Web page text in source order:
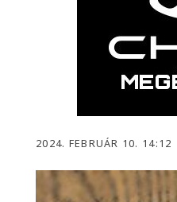
2024. FEBRUÁR 10. 14:12